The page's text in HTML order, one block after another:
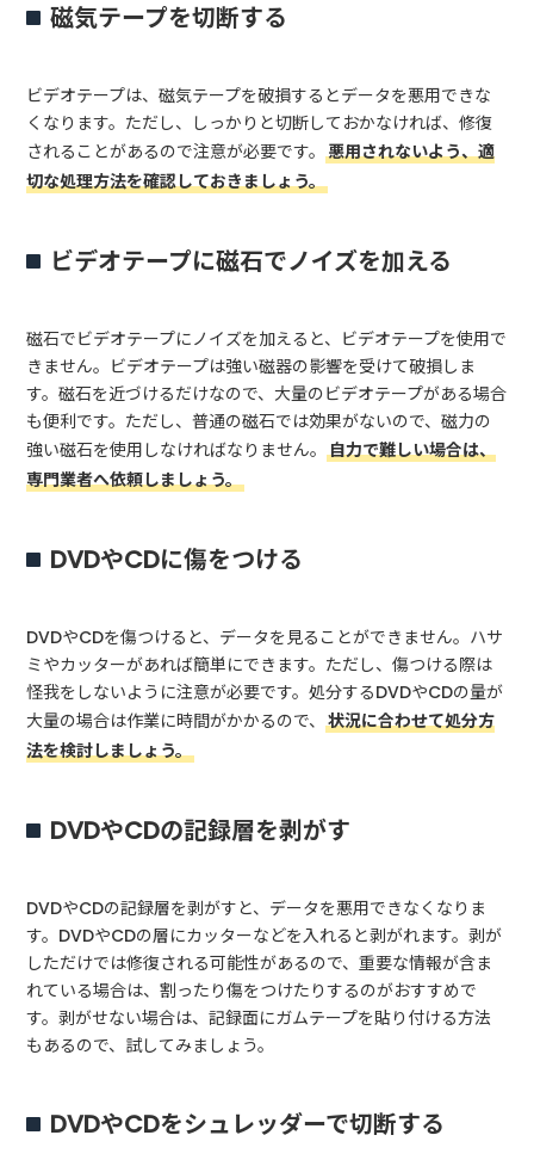
磁気テープを切断する
ビデオテープは、磁気テープを破損するとデータを悪用できな
くなります。ただし、しっかりと切断しておかなければ、修復
されることがあるので注意が必要です。悪用されないよう、適
切な処理方法を確認しておきましょう。
ビデオテープに磁石でノイズを加える
磁石でビデオテープにノイズを加えると、ビデオテープを使用で
きません。ビデオテープは強い磁器の影響を受けて破損しま
す。磁石を近づけるだけなので、大量のビデオテープがある場合
も便利です。ただし、普通の磁石では効果がないので、磁力の
強い磁石を使用しなければなりません。自力で難しい場合は、
専門業者へ依頼しましょう。
DVDやCDに傷をつける
DVDやCDを傷つけると、データを見ることができません。ハサ
ミやカッターがあれば簡単にできます。ただし、傷つける際は
怪我をしないように注意が必要です。処分するDVDやCDの量が
大量の場合は作業に時間がかかるので、状況に合わせて処分方
法を検討しましょう。
DVDやCDの記録層を剥がす
DVDやCDの記録層を剥がすと、データを悪用できなくなりま
す。DVDやCDの層にカッターなどを入れると剥がれます。剥が
しただけでは修復される可能性があるので、重要な情報が含ま
れている場合は、割ったり傷をつけたりするのがおすすめで
す。剥がせない場合は、記録面にガムテープを貼り付ける方法
もあるので、試してみましょう。
DVDやCDをシュレッダーで切断する